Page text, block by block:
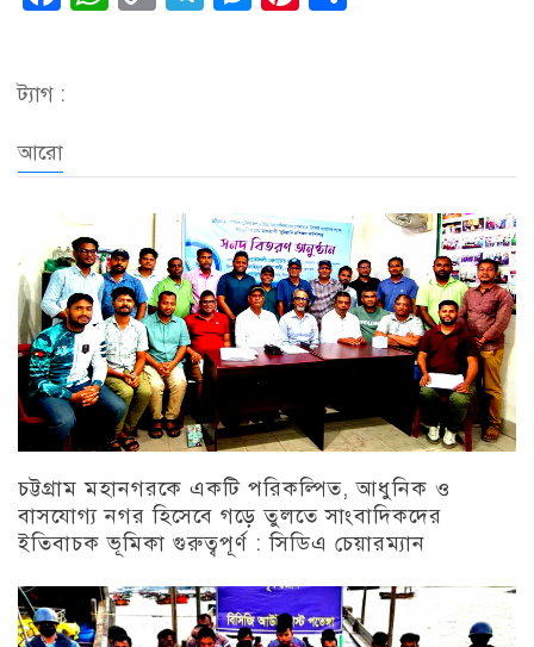
ট্যাগ :
আরো
চট্টগ্রাম মহানগরকে একটি পরিকল্পিত, আধুনিক ও
বাসযোগ্য নগর হিসেবে গড়ে তুলতে সাংবাদিকদের
ইতিবাচক ভূমিকা গুরুত্বপূর্ণ : সিডিএ চেয়ারম্যান
চট্টগ্রাম